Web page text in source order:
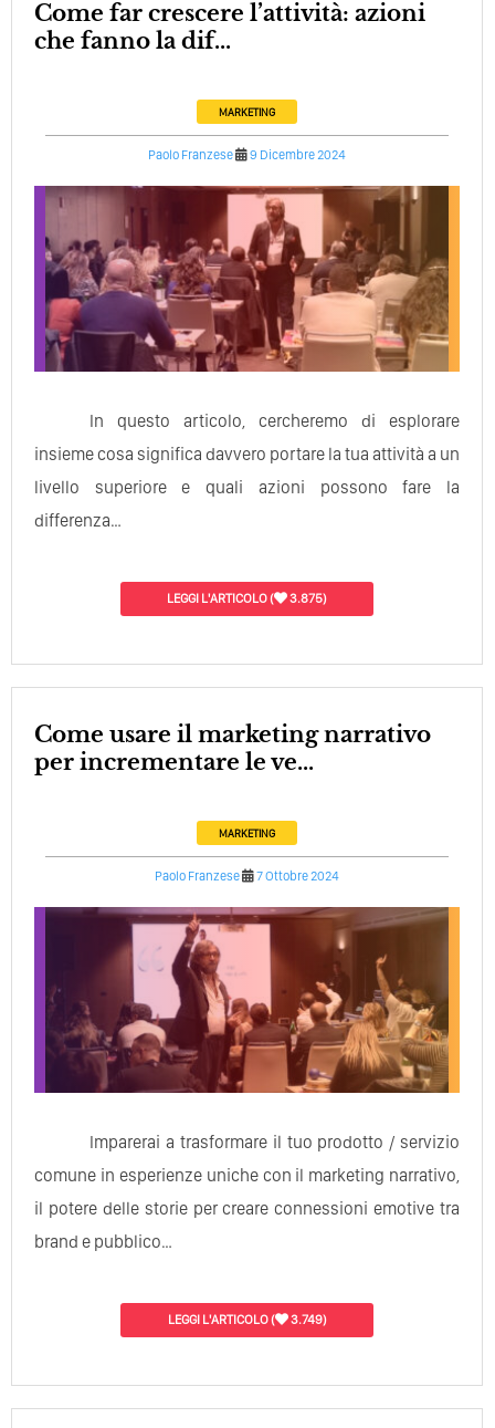
Come far crescere l’attività: azioni
che fanno la dif...
MARKETING
Paolo Franzese 9 Dicembre 2024
In questo articolo, cercheremo di esplorare
insieme cosa significa davvero portare la tua attività a un
livello superiore e quali azioni possono fare la
differenza…
LEGGI L'ARTICOLO( 3.875)
Come usare il marketing narrativo
per incrementare le ve...
MARKETING
Paolo Franzese 7 Ottobre 2024
Imparerai a trasformare il tuo prodotto / servizio
comune in esperienze uniche con il marketing narrativo,
il potere delle storie per creare connessioni emotive tra
brand e pubblico…
LEGGI L'ARTICOLO( 3.749)